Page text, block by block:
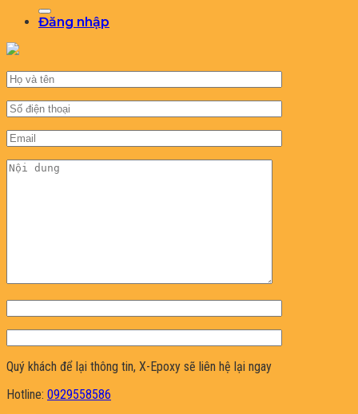
Đăng nhập
Quý khách để lại thông tin, X-Epoxy sẽ liên hệ lại ngay
Hotline: 0929558586